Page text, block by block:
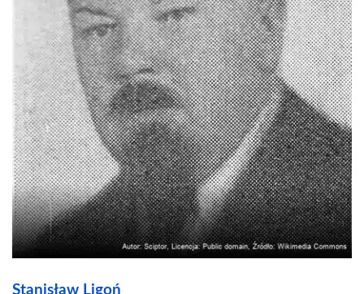
Stanisław Ligoń